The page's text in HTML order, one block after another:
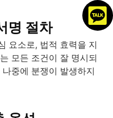
명 절차
요소로, 법적 효력을 지
모든 조건이 잘 명시되
중에 분쟁이 발생하지